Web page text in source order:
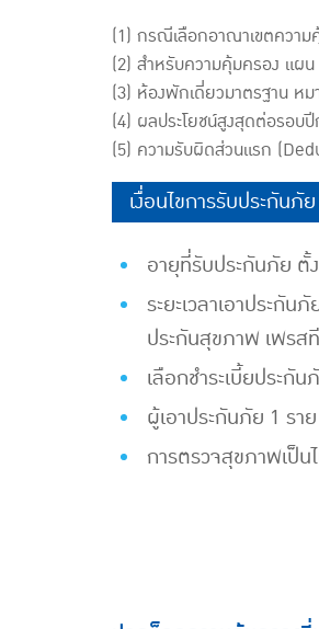
(1) กรณีเลือกอาณาเขตความ
(2) สำหรับความคุ้มครอง แผ
(3) ห้องพักเดี่ยวมาตรฐาน หม
(4) ผลประโยชน์สูงสุดต่อรอบ
(5) ความรับผิดส่วนแรก
​​เงื่อนไขการรับประกันภัย
อายุที่รับประกันภัย
ระยะเวลาเอาประกั
ประกันสุขภาพ เพร
เลือกชำระเบี้ยประ
ผู้เอาประกันภัย 1 ร
การตรวจสุขภาพเป็